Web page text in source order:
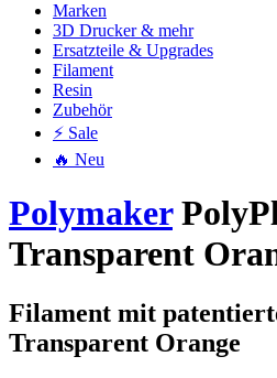
Marken
3D Drucker & mehr
Ersatzteile & Upgrades
Filament
Resin
Zubehör
⚡ Sale
🔥 Neu
Polymaker
Transparent
Filament mit
Transparent Orange